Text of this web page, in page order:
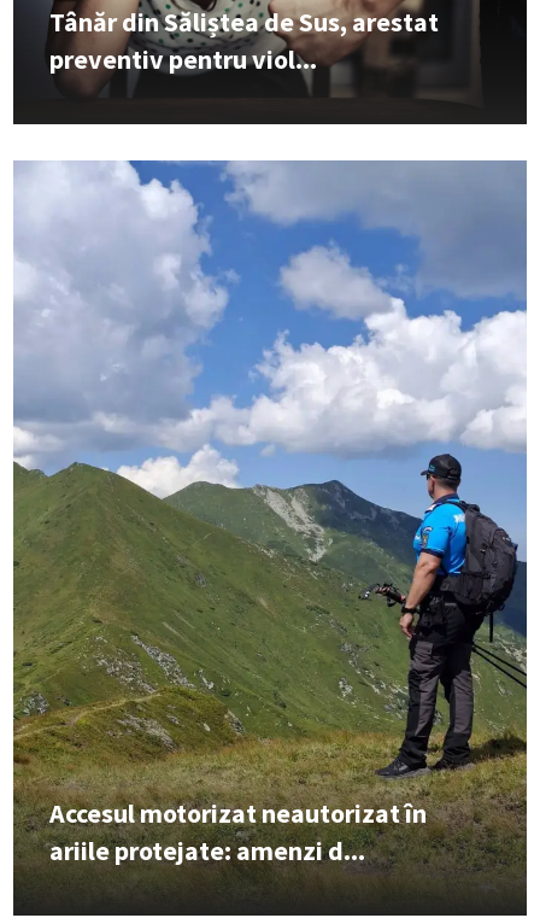
Tânăr din Săliștea de Sus, arestat
preventiv pentru viol...
Accesul motorizat neautorizat în
ariile protejate: amenzi d...